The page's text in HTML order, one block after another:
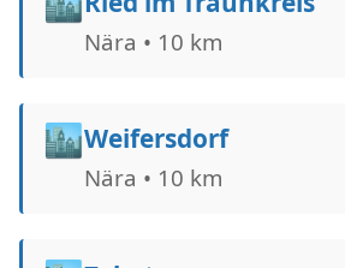
Nära • 10 km
🏙️Weifersdorf
Nära • 10 km